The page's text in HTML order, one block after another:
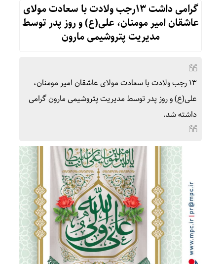
گرامی داشت ۱۳رجب ولادت با سعادت مولای
عاشقان امیر مومنان، علی(ع) و روز پدر توسط
مدیریت پتروشیمی مارون
۱۳ رجب ولادت با سعادت مولای عاشقان امیر مومنان،
علی(ع) و روز پدر توسط مدیریت پتروشیمی مارون گرامی
داشته شد.